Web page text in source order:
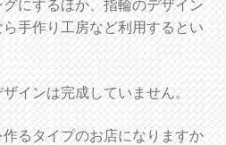
にするほか、指輪のデザイン
手作り工房など利用するとい
インは完成していません。
るタイプのお店になりますか